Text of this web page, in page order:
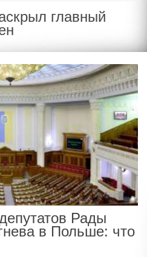
главный
Рады
в Польше: что